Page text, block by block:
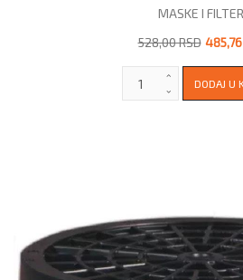
MASKE I
528,00 RSD 485,76